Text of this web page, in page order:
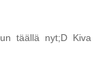
täällä nyt;D Kiva